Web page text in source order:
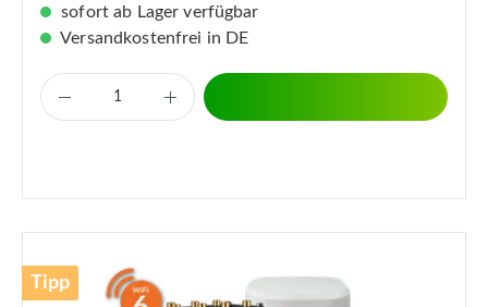
sofort ab Lager verfügbar
Versandkostenfrei in DE
Tipp